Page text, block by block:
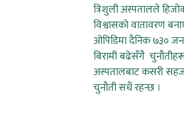
त्रिशुली अस्पतालले
विश्वासको वातावरण
ओपिडिमा दैनिक ७३०
बिरामी बढेसँगै
अस्पतालबाट कसरी
चुनौती सधैं रहन्छ ।